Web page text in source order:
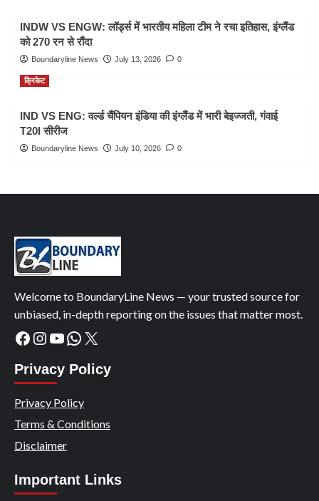
INDW VS ENGW: लॉर्ड्स में भारतीय महिला टीम ने रचा इतिहास, इंग्लैंड
को 270 रन से रौंदा
Boundaryline News July 13, 2026 0
क्रिकेट
IND VS ENG: वर्ल्ड चैंपियन इंडिया की इंग्लैंड में भारी बेइज्जती, गंवाई
T20I सीरीज
Boundaryline News July 10, 2026 0
Welcome to BoundaryLine News — your trusted source for
unbiased, in-depth reporting on the issues that matter most.
Facebook
Instagram
YouTube
WhatsApp
X
Privacy Policy
Privacy Policy
Terms & Conditions
Disclaimer
Important Links